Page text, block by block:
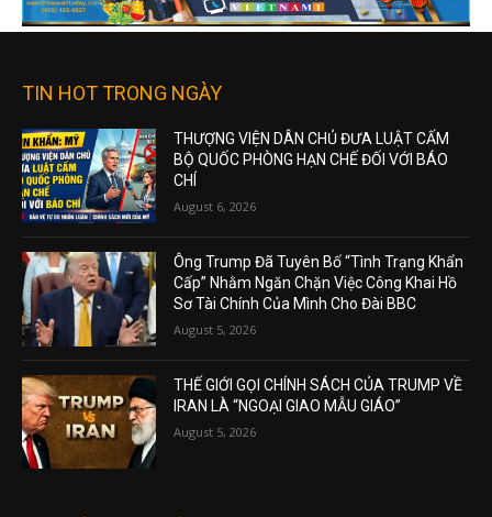
TIN HOT TRONG NGÀY
THƯỢNG VIỆN DÂN CHỦ ĐƯA LUẬT CẤM
BỘ QUỐC PHÒNG HẠN CHẾ ĐỐI VỚI BÁO
CHÍ
August 6, 2026
Ông Trump Đã Tuyên Bố “Tình Trạng Khẩn
Cấp” Nhằm Ngăn Chặn Việc Công Khai Hồ
Sơ Tài Chính Của Mình Cho Đài BBC
August 5, 2026
THẾ GIỚI GỌI CHÍNH SÁCH CỦA TRUMP VỀ
IRAN LÀ “NGOẠI GIAO MẪU GIÁO”
August 5, 2026